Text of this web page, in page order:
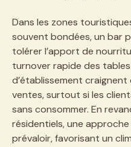
Dans les zones
souvent bondées, un bar
tolérer l’apport de
turnover rapide des
d’établissement craignent
ventes, surtout si les
sans consommer. En
résidentiels, une
prévaloir, favorisant un